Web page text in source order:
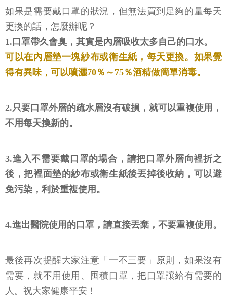
如果是需要戴口罩的狀況，但無法買到足夠的量每天
更換的話，怎麼辦呢？
1.口罩帶久會臭，其實是內層吸收太多自己的口水。
可以在內層墊一塊紗布或衛生紙，每天更換。如果覺
得有異味，可以噴灑70％～75％酒精做簡單消毒。
2.只要口罩外層的疏水層沒有破損，就可以重複使用，
不用每天換新的。
3.進入不需要戴口罩的場合，請把口罩外層向裡折之
後，把裡面墊的紗布或衛生紙後丟掉後收納，可以避
免污染，利於重複使用。
4.進出醫院使用的口罩，請直接丟棄，不要重複使用。
最後再次提醒大家注意「一不三要」原則，如果沒有
需要，就不用使用、囤積口罩，把口罩讓給有需要的
人。祝大家健康平安！